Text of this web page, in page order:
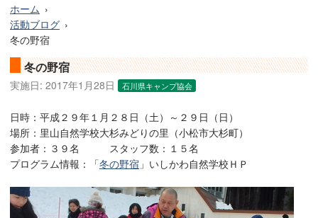
ホーム
活動ブログ
冬の野宿
冬の野宿
実施日: 2017年1月28日 石川県キャンプ協会
日時：平成２９年１月２８日（土）～２９日（日）
場所：里山自然学校大杉みどりの里（小松市大杉町）
参加者：３９名 スタッフ数：１５名
プログラム情報：「冬の野宿 」いしかわ自然学校ＨＰ